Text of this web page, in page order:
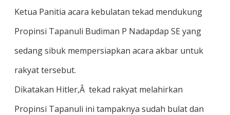
Ketua Panitia acara kebulatan tekad mendukung
Propinsi Tapanuli Budiman P Nadapdap SE yang
sedang sibuk mempersiapkan acara akbar untuk
rakyat tersebut.
Dikatakan Hitler,Â tekad rakyat melahirkan
Propinsi Tapanuli ini tampaknya sudah bulat dan